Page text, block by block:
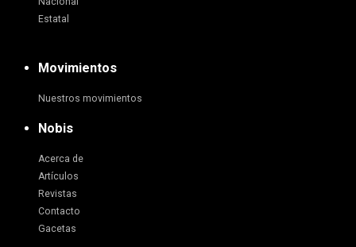
Estatal
Movimientos
Nuestros movimientos
Nobis
Acerca de
Artículos
Revistas
Contacto
Gacetas